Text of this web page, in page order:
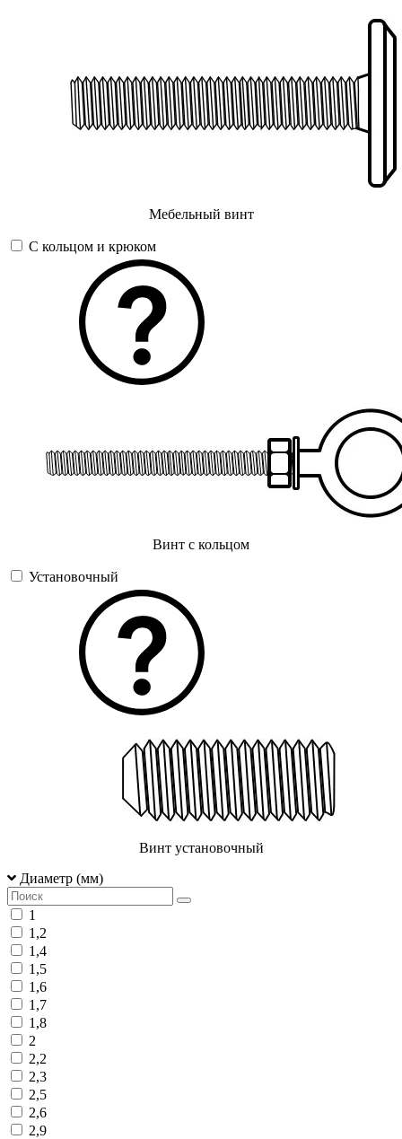
Мебельный винт
С кольцом и крюком
Винт с кольцом
Установочный
Винт установочный
Диаметр (мм)
1
1,2
1,4
1,5
1,6
1,7
1,8
2
2,2
2,3
2,5
2,6
2,9